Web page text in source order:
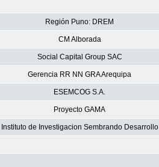
Región Puno: DREM
CM Alborada
Social Capital Group SAC
Gerencia RR NN GRA Arequipa
ESEMCOG S.A.
Proyecto GAMA
Instituto de Investigacion Sembrando Desarrollo